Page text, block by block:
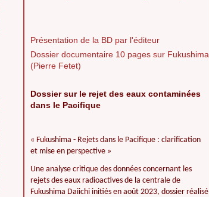
Présentation de la BD par l'éditeur
Dossier documentaire 10 pages sur Fukushima
(Pierre Fetet)
Dossier sur le rejet des eaux contaminées
dans le Pacifique
« Fukushima - Rejets dans le Pacifique : clarification
et mise en perspective »
Une analyse critique des données concernant les
rejets des eaux radioactives de la centrale de
Fukushima Daiichi initiés en août 2023, dossier réalisé